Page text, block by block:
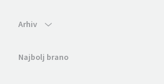
Arhiv
Najbolj brano